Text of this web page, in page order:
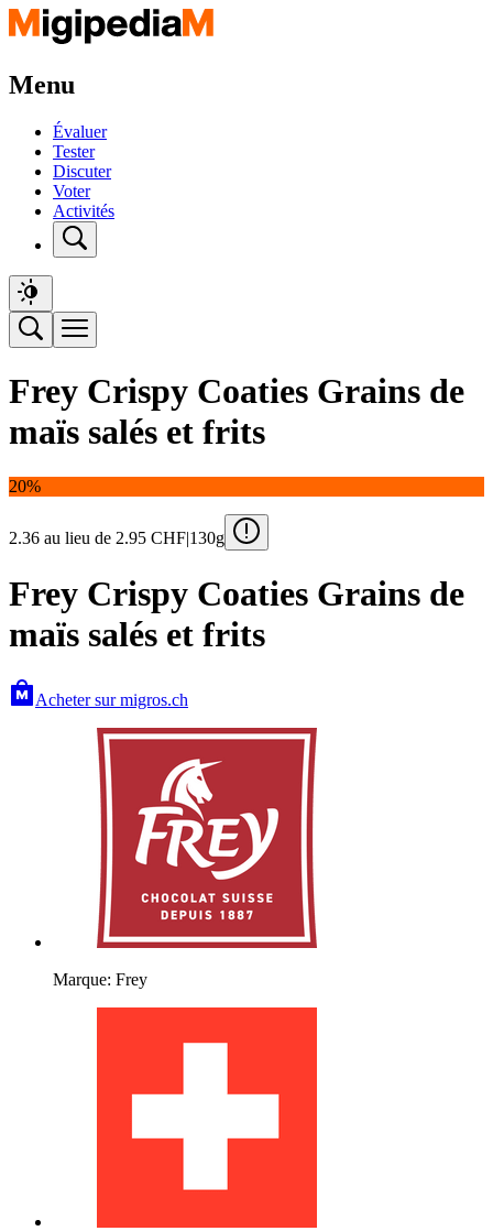
Menu
Évaluer
Tester
Discuter
Voter
Activités
Frey Crispy Coaties Grains de
maïs salés et frits
20%
2.36 au lieu de 2.95 CHF|130g
Frey Crispy Coaties Grains de
maïs salés et frits
Acheter sur migros.ch
Marque: Frey